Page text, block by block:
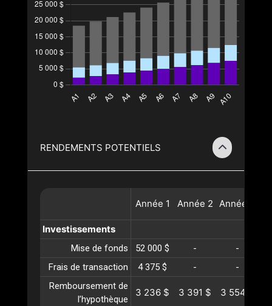
RENDEMENTS POTENTIELS
Année 1 Année 2 Année
Investissements
Mise de fonds 52 000 $ -
-
Frais de transaction
4 375 $ -
-
Remboursement de
l’hypothèque
3 236 $ 3 391 $ 3 554 $